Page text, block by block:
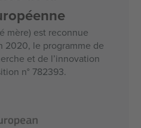
mère) est reconnue
2020, le programme de
et de l’innovation
n° 782393.